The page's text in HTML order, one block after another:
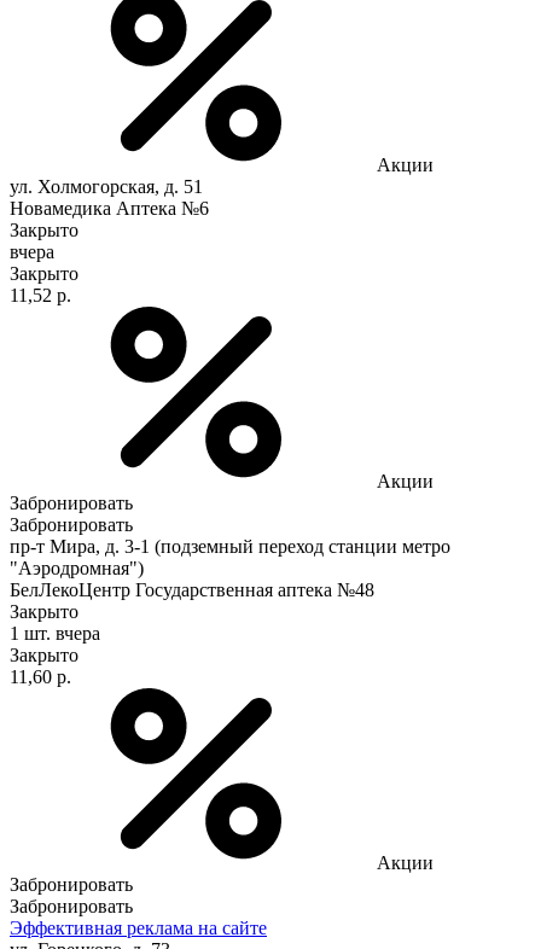
Акции
ул. Холмогорская, д. 51
Новамедика Аптека №6
Закрыто
вчера
Закрыто
11,52 р.
Акции
Забронировать
Забронировать
пр-т Мира, д. 3-1 (подземный переход станции метро
"Аэродромная")
БелЛекоЦентр Государственная аптека №48
Закрыто
1 шт. вчера
Закрыто
11,60 р.
Акции
Забронировать
Забронировать
Эффективная реклама на сайте